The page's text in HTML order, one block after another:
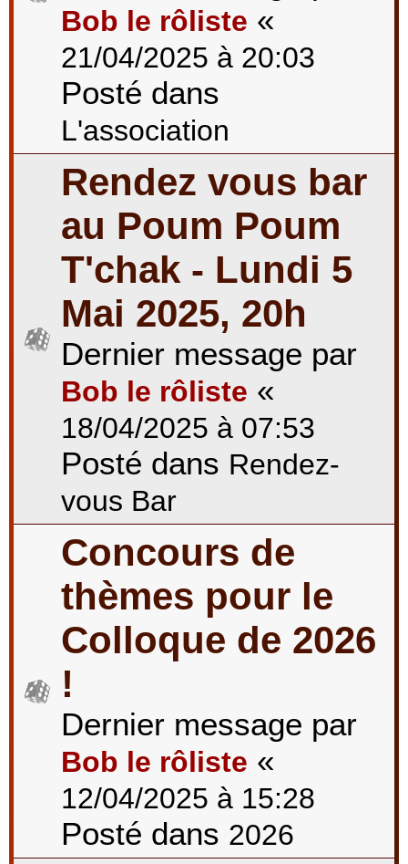
Bob le rôliste «
21/04/2025 à 20:03
Posté dans
L'association
Rendez vous bar
au Poum Poum
T'chak - Lundi 5
Mai 2025, 20h
Dernier message par
Bob le rôliste «
18/04/2025 à 07:53
Posté dans Rendez-
vous Bar
Concours de
thèmes pour le
Colloque de 2026
!
Dernier message par
Bob le rôliste «
12/04/2025 à 15:28
Posté dans 2026